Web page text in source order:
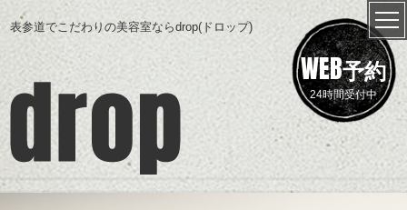
表参道でこだわりの美容室ならdrop(ドロップ)
WEB予約
24時間受付中